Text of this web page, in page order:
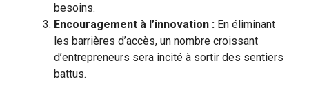
besoins.
Encouragement à l’innovation : En éliminant
les barrières d’accès, un nombre croissant
d’entrepreneurs sera incité à sortir des sentiers
battus.